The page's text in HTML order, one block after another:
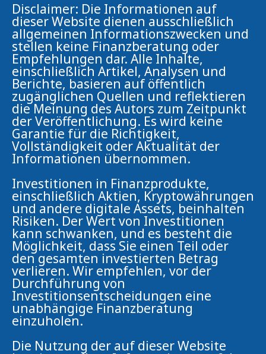
Disclaimer: Die Informationen auf
dieser Website dienen ausschließlich
allgemeinen Informationszwecken und
stellen keine Finanzberatung oder
Empfehlungen dar. Alle Inhalte,
einschließlich Artikel, Analysen und
Berichte, basieren auf öffentlich
zugänglichen Quellen und reflektieren
die Meinung des Autors zum Zeitpunkt
der Veröffentlichung. Es wird keine
Garantie für die Richtigkeit,
Vollständigkeit oder Aktualität der
Informationen übernommen.
Investitionen in Finanzprodukte,
einschließlich Aktien, Kryptowährungen
und andere digitale Assets, beinhalten
Risiken. Der Wert von Investitionen
kann schwanken, und es besteht die
Möglichkeit, dass Sie einen Teil oder
den gesamten investierten Betrag
verlieren. Wir empfehlen, vor der
Durchführung von
Investitionsentscheidungen eine
unabhängige Finanzberatung
einzuholen.
Die Nutzung der auf dieser Website